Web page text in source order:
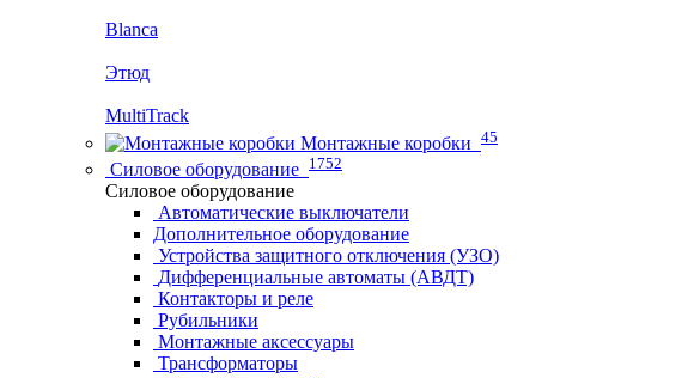
Blanca
Этюд
MultiTrack
Монтажные коробки 45
Силовое оборудование 1752
Силовое оборудование
Автоматические выключатели
Дополнительное оборудование
Устройства защитного отключения (УЗО)
Дифференциальные автоматы (АВДТ)
Контакторы и реле
Рубильники
Монтажные аксессуары
Трансформаторы